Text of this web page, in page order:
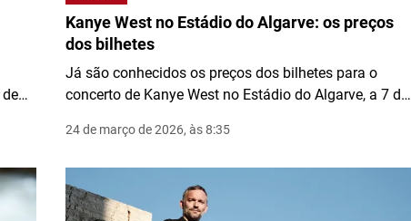
Kanye West no Estádio do Algarve: os preços
dos bilhetes
Já são conhecidos os preços dos bilhetes para o
concerto de Kanye West no Estádio do Algarve, a 7 de
24 de março de 2026, às 8:35